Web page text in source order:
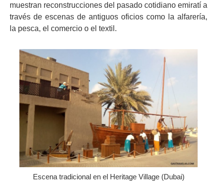
muestran reconstrucciones del pasado cotidiano emiratí a
través de escenas de antiguos oficios como la alfarería,
la pesca, el comercio o el textil.
Escena tradicional en el Heritage Village (Dubai)